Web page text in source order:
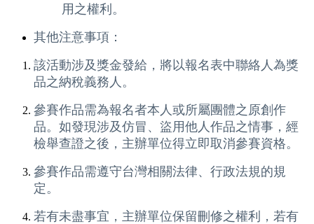
用之權利。
其他注意事項：
該活動涉及獎金發給，將以報名表中聯絡人為獎
品之納稅義務人。
參賽作品需為報名者本人或所屬團體之原創作
品。如發現涉及仿冒、盜用他人作品之情事，經
檢舉查證之後，主辦單位得立即取消參賽資格。
參賽作品需遵守台灣相關法律、行政法規的規
定。
若有未盡事宜，主辦單位保留刪修之權利，若有